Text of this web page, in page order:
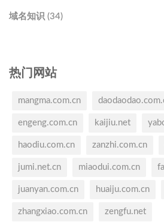
域名知识 (34)
热门网站
mangma.com.cn
engeng.com.cn kaijiu.net
haodiu.com.cn zanzhi.com.cn
jumi.net.cn miaodui.com.cn
juanyan.com.cn huaiju.com.cn
zhangxiao.com.cn zengfu.net